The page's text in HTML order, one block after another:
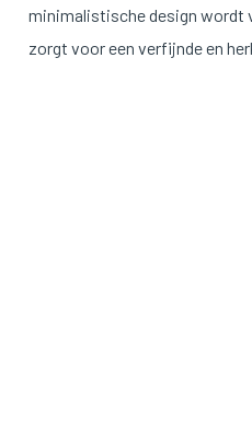
minimalistische design wordt
zorgt voor een verfijnde en
De slider is vervaardigd van